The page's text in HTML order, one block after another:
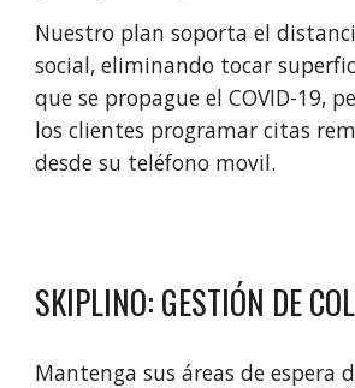
Nuestro plan soporta el
social, eliminando tocar
que se propague el COVID-19,
los clientes programar citas
desde su teléfono movil.
SKIPLINO: GESTIÓN DE
Mantenga sus áreas de espera